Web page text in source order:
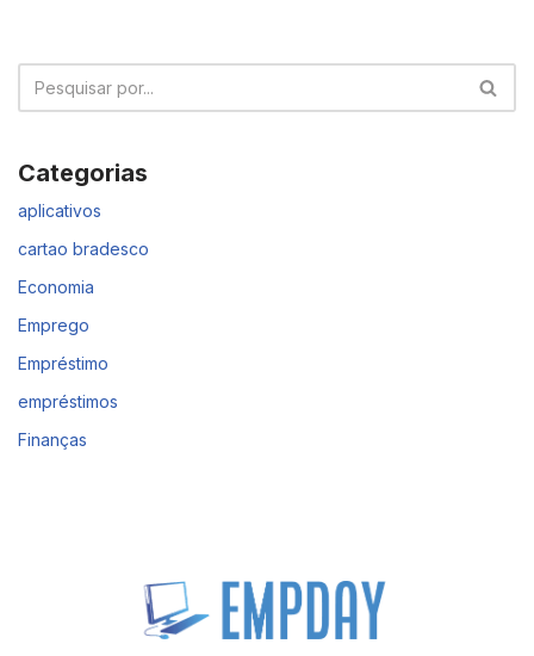
Categorias
aplicativos
cartao bradesco
Economia
Emprego
Empréstimo
empréstimos
Finanças